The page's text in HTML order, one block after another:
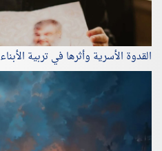
القدوة الأسرية وأثرها في تربية الأبناء